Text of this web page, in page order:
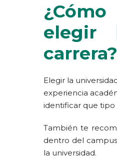
elegir
carrera?
Elegir la
experiencia
identificar que tipo
También te
dentro del
la universidad.